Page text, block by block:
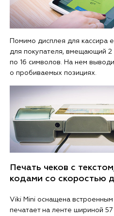
Помимо дисплея для кассира
для покупателя, вмещающий 2
по 16 символов. На нем
о пробиваемых позициях.
Печать чеков с
кодами со скоростью
Viki Mini оснащена
печатает на ленте шириной